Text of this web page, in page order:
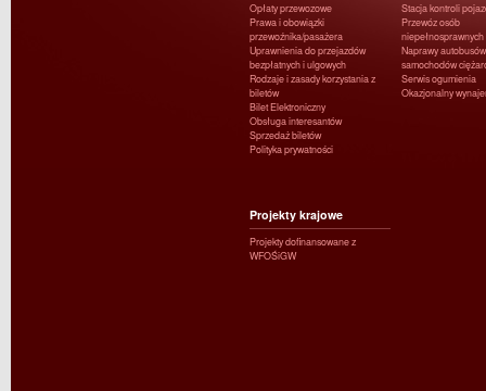
Opłaty przewozowe
Prawa i obowiązki
przewoźnika/pasażera
Uprawnienia do przejazdów
bezpłatnych i ulgowych
Rodzaje i zasady korzystania z
biletów
Bilet Elektroniczny
Obsługa interesantów
Sprzedaż biletów
Polityka prywatności
Stacja kontroli
Przewóz osób
niepełnosprawnych
Naprawy
samochodów
Serwis ogumienia
Okazjonalny
Projekty krajowe
Projekty dofinansowane z
WFOŚiGW